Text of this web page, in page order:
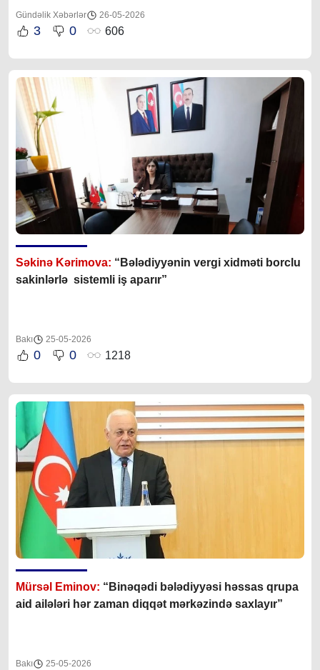
Gündəlik Xəbərlər 26-05-2026
3 0 606
Səkinə Kərimova: “Bələdiyyənin vergi xidməti borclu
sakinlərlə sistemli iş aparır”
Bakı 25-05-2026
0 0 1218
Mürsəl Eminov: “Binəqədi bələdiyyəsi həssas qrupa
aid ailələri hər zaman diqqət mərkəzində saxlayır”
Bakı 25-05-2026